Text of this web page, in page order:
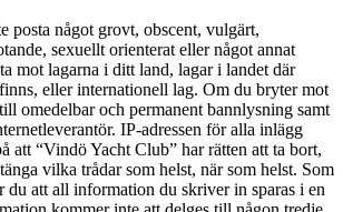
posta något grovt, obscent, vulgärt,
sexuellt orienterat eller något annat
mot lagarna i ditt land, lagar i landet där
eller internationell lag. Om du bryter mot
omedelbar och permanent bannlysning samt
IP-adressen för alla inlägg
att “Vindö Yacht Club” har rätten att ta bort,
vilka trådar som helst, när som helst. Som
du att all information du skriver in sparas i en